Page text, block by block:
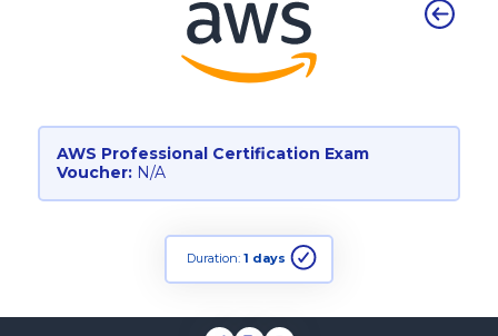
AWS Professional Certification Exam
Voucher: N/A
Duration: 1 days